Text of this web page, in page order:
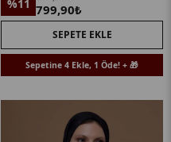
%11 799,90₺
SEPETE EKLE
Sepetine 4 Ekle, 1 Öde! + 🎁